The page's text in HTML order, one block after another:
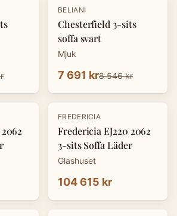
-10 %
BELIANI
Chesterfield 3-sits
soffa svart
Mjuk
7 691 kr8 546 kr
FREDERICIA
Fredericia EJ220 2062
3-sits Soffa Läder
Glashuset
104 615 kr